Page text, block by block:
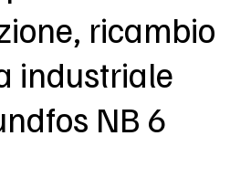
ricambio
industriale
NB 6